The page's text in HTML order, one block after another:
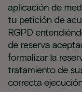
aplicación de
tu petición de
RGPD
de reserva
formalizar la
tratamiento de
correcta